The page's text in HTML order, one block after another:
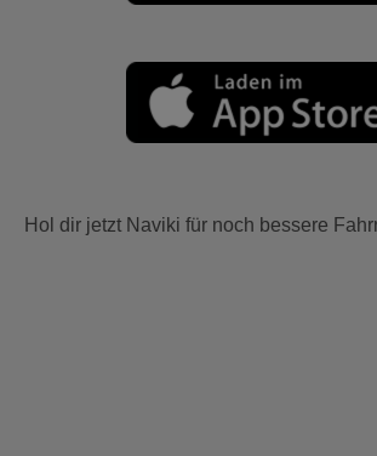
Hol dir jetzt Naviki für noch bessere